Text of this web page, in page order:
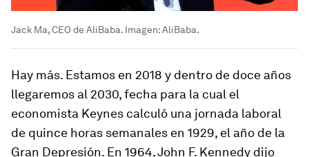
Jack Ma, CEO de AliBaba. Imagen: AliBaba.
Hay más. Estamos en 2018 y dentro de doce años
llegaremos al 2030, fecha para la cual el
economista Keynes calculó una jornada laboral
de quince horas semanales en 1929, el año de la
Gran Depresión. En 1964, John F. Kennedy dijo